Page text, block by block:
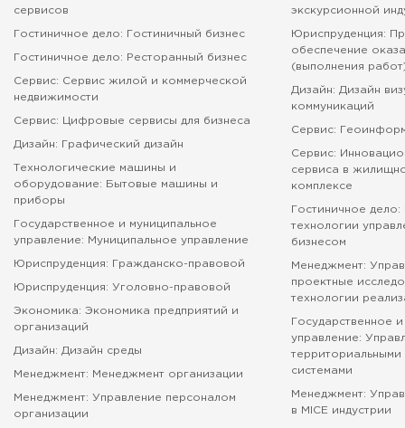
сервисов
Гостиничное дело: Гостиничный бизнес
Гостиничное дело: Ресторанный бизнес
Сервис: Сервис жилой и коммерческой
недвижимости
Сервис: Цифровые сервисы для бизнеса
Дизайн: Графический дизайн
Технологические машины и
оборудование: Бытовые машины и
приборы
Государственное и муниципальное
управление: Муниципальное управление
Юриспруденция: Гражданско-правовой
Юриспруденция: Уголовно-правовой
Экономика: Экономика предприятий и
организаций
Дизайн: Дизайн среды
Менеджмент: Менеджмент организации
Менеджмент: Управление персоналом
организации
экскурсионной
Юриспруденция:
обеспечение
(выполнения
Дизайн: Дизайн
коммуникаций
Сервис:
Сервис:
сервиса в
комплексе
Гостиничное
технологии
бизнесом
Менеджмент:
проектные
технологии
Государственное
управление:
территориальными
системами
Менеджмент:
в MICE индустрии